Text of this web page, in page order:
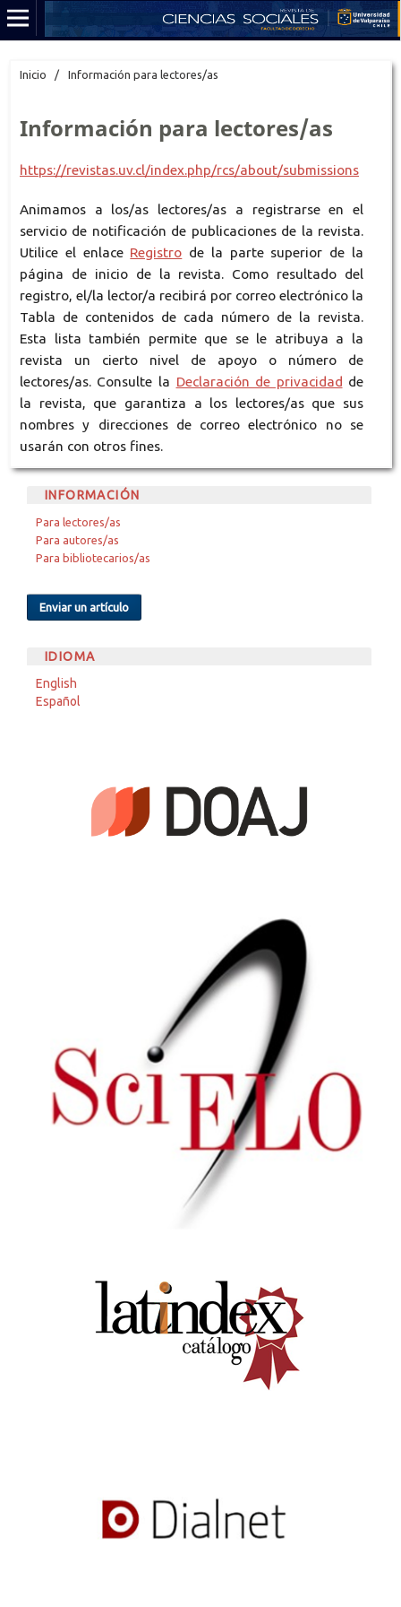
Inicio / Información para lectores/as
Información para lectores/as
https://revistas.uv.cl/index.php/rcs/about/submissions
Animamos a los/as lectores/as a registrarse en el
servicio de notificación de publicaciones de la revista.
Utilice el enlace Registro de la parte superior de la
página de inicio de la revista. Como resultado del
registro, el/la lector/a recibirá por correo electrónico la
Tabla de contenidos de cada número de la revista.
Esta lista también permite que se le atribuya a la
revista un cierto nivel de apoyo o número de
lectores/as. Consulte la Declaración de privacidad de
la revista, que garantiza a los lectores/as que sus
nombres y direcciones de correo electrónico no se
usarán con otros fines.
INFORMACIÓN
Para lectores/as
Para autores/as
Para bibliotecarios/as
Enviar un artículo
IDIOMA
English
Español